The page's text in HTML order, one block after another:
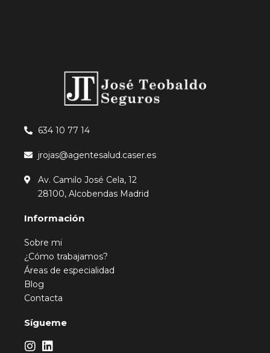
634 10 77 14
jrojas@agentesalud.caser.es
Av. Camilo José Cela, 12
28100, Alcobendas Madrid
Información
Sobre mi
¿Cómo trabajamos?
Áreas de especialidad
Blog
Contacta
Sígueme